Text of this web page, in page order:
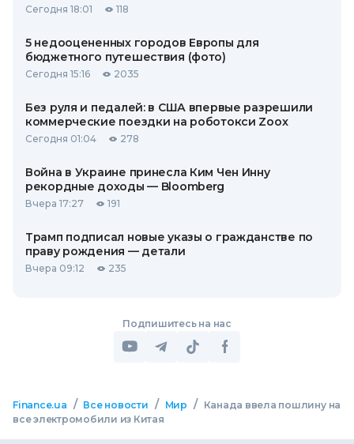
Сегодня 18:01 118
5 недооцененных городов Европы для
бюджетного путешествия (фото)
Сегодня 15:16 2035
Без руля и педалей: в США впервые разрешили
коммерческие поездки на роботокси Zoox
Сегодня 01:04 278
Война в Украине принесла Ким Чен Инну
рекордные доходы — Bloomberg
Вчера 17:27 191
Трамп подписал новые указы о гражданстве по
праву рождения — детали
Вчера 09:12 235
Подпишитесь на нас
Finance.ua / Все новости / Мир /
Канада ввела пошлину на
все электромобили из Китая